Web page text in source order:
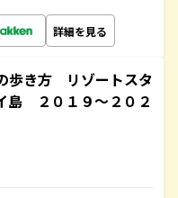
詳細を見る
歩き方 リゾートスタ
島 ２０１９～２０２